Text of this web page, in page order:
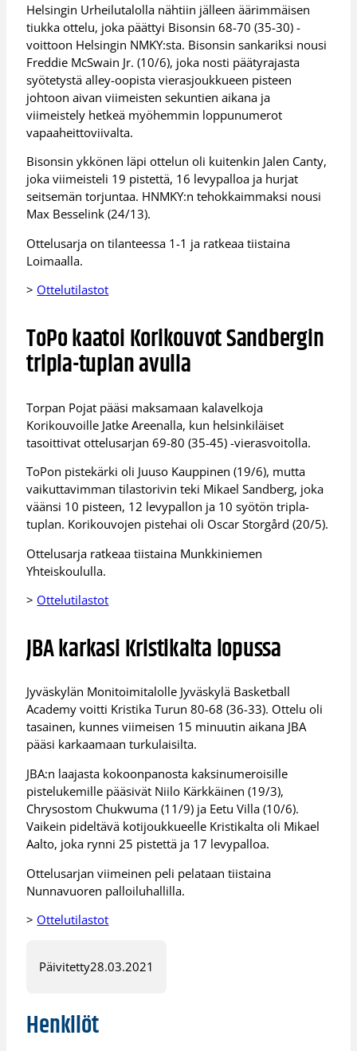
Helsingin Urheilutalolla nähtiin jälleen äärimmäisen
tiukka ottelu, joka päättyi Bisonsin 68-70 (35-30) -
voittoon Helsingin NMKY:sta. Bisonsin sankariksi nousi
Freddie McSwain Jr. (10/6), joka nosti päätyrajasta
syötetystä alley-oopista vierasjoukkueen pisteen
johtoon aivan viimeisten sekuntien aikana ja
viimeistely hetkeä myöhemmin loppunumerot
vapaaheittoviivalta.
Bisonsin ykkönen läpi ottelun oli kuitenkin Jalen Canty,
joka viimeisteli 19 pistettä, 16 levypalloa ja hurjat
seitsemän torjuntaa. HNMKY:n tehokkaimmaksi nousi
Max Besselink (24/13).
Ottelusarja on tilanteessa 1-1 ja ratkeaa tiistaina
Loimaalla.
> Ottelutilastot
ToPo kaatoi Korikouvot Sandbergin
tripla-tuplan avulla
Torpan Pojat pääsi maksamaan kalavelkoja
Korikouvoille Jatke Areenalla, kun helsinkiläiset
tasoittivat ottelusarjan 69-80 (35-45) -vierasvoitolla.
ToPon pistekärki oli Juuso Kauppinen (19/6), mutta
vaikuttavimman tilastorivin teki Mikael Sandberg, joka
väänsi 10 pisteen, 12 levypallon ja 10 syötön tripla-
tuplan. Korikouvojen pistehai oli Oscar Storgård (20/5).
Ottelusarja ratkeaa tiistaina Munkkiniemen
Yhteiskoululla.
> Ottelutilastot
JBA karkasi Kristikalta lopussa
Jyväskylän Monitoimitalolle Jyväskylä Basketball
Academy voitti Kristika Turun 80-68 (36-33). Ottelu oli
tasainen, kunnes viimeisen 15 minuutin aikana JBA
pääsi karkaamaan turkulaisilta.
JBA:n laajasta kokoonpanosta kaksinumeroisille
pistelukemille pääsivät Niilo Kärkkäinen (19/3),
Chrysostom Chukwuma (11/9) ja Eetu Villa (10/6).
Vaikein pideltävä kotijoukkueelle Kristikalta oli Mikael
Aalto, joka rynni 25 pistettä ja 17 levypalloa.
Ottelusarjan viimeinen peli pelataan tiistaina
Nunnavuoren palloiluhallilla.
> Ottelutilastot
Päivitetty28.03.2021
Henkilöt